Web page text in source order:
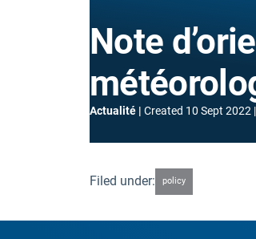
Note
Actualité Created 10 Sept 2022
Filed under: policy